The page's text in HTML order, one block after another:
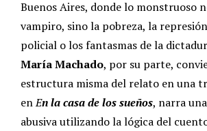
Buenos Aires, donde lo monstruoso
vampiro, sino la pobreza, la
policial o los fantasmas de la
María Machado, por su parte,
estructura misma del relato en una
enEn la casa de los sueños, narra
abusiva utilizando la lógica del